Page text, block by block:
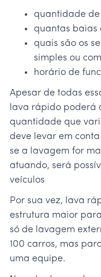
quantidade de
quantas baias
quais são os
simples ou
horário de
Apesar de todas
lava rápido poderá
quantidade que
deve levar em
se a lavagem for
atuando, será
veículos
Por sua vez, lava
estrutura maior
só de lavagem
100 carros, mas
uma equipe.